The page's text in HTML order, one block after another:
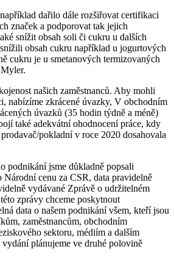
dařilo dále rozšiřovat certifikaci
značek a podporovat tak jejich
snížit obsah soli či cukru u dalších
obsah cukru například u jogurtových
cukru je u smetanových termizovaných
našich zaměstnanců. Aby mohli
nabízíme zkrácené úvazky, V obchodním
úvazků (35 hodin týdně a méně)
také adekvátní ohodnocení práce, kdy
pokladní v roce 2020 dosahovala
podnikání jsme důkladně popsali
cenu za CSR, data pravidelně
vydávané Zprávě o udržitelném
zprávy chceme poskytnout
data o našem podnikání všem, kteří jsou
zaměstnancům, obchodním
sektoru, médiím a dalším
plánujeme ve druhé polovině